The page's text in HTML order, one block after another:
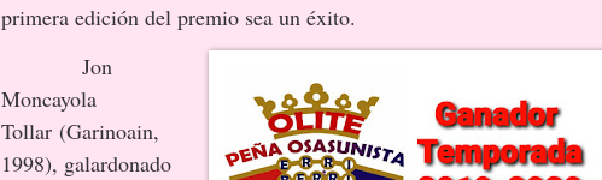
primera edición del premio sea un éxito.
Jon
Moncayola
Tollar (Garinoain,
1998), galardonado